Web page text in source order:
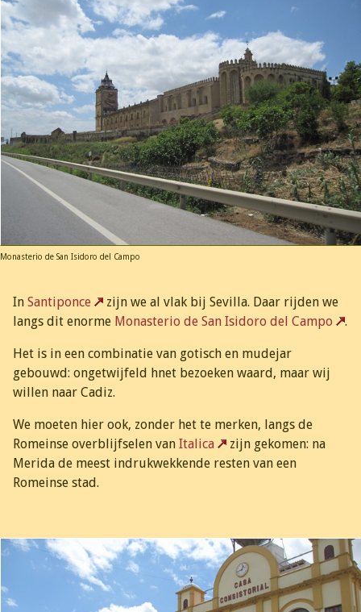
Monasterio de San Isidoro del Campo
In Santiponce
zijn we al vlak bij Sevilla. Daar rijden we
langs dit enorme Monasterio de San Isidoro del Campo .
Het is in een combinatie van gotisch en mudejar
gebouwd: ongetwijfeld hnet bezoeken waard, maar wij
willen naar Cadiz.
We moeten hier ook, zonder het te merken, langs de
Romeinse overblijfselen van Italica
zijn gekomen: na
Merida de meest indrukwekkende resten van een
Romeinse stad.